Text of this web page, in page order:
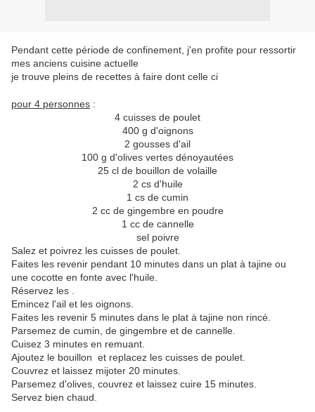
Pendant cette période de confinement, j'en profite pour ressortir
mes anciens cuisine actuelle
je trouve pleins de recettes à faire dont celle ci
pour 4 personnes :
4 cuisses de poulet
400 g d'oignons
2 gousses d'ail
100 g d'olives vertes dénoyautées
25 cl de bouillon de volaille
2 cs d'huile
1 cs de cumin
2 cc de gingembre en poudre
1 cc de cannelle
sel poivre
Salez et poivrez les cuisses de poulet.
Faites les revenir pendant 10 minutes dans un plat à tajine ou
une cocotte en fonte avec l'huile.
Réservez les .
Emincez l'ail et les oignons.
Faites les revenir 5 minutes dans le plat à tajine non rincé.
Parsemez de cumin, de gingembre et de cannelle.
Cuisez 3 minutes en remuant.
Ajoutez le bouillon et replacez les cuisses de poulet.
Couvrez et laissez mijoter 20 minutes.
Parsemez d'olives, couvrez et laissez cuire 15 minutes.
Servez bien chaud.